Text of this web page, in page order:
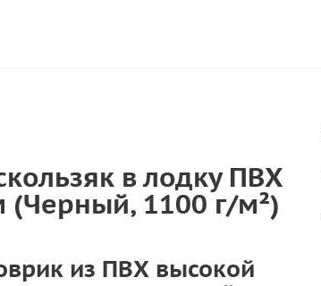
в лодку ПВХ
(Черный, 1100 г/м²)
из ПВХ высокой